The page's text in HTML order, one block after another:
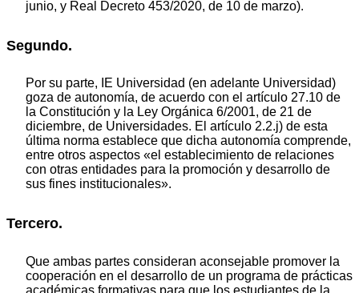
junio, y Real Decreto 453/2020, de 10 de marzo).
Segundo.
Por su parte, IE Universidad (en adelante Universidad)
goza de autonomía, de acuerdo con el artículo 27.10 de
la Constitución y la Ley Orgánica 6/2001, de 21 de
diciembre, de Universidades. El artículo 2.2.j) de esta
última norma establece que dicha autonomía comprende,
entre otros aspectos «el establecimiento de relaciones
con otras entidades para la promoción y desarrollo de
sus fines institucionales».
Tercero.
Que ambas partes consideran aconsejable promover la
cooperación en el desarrollo de un programa de prácticas
académicas formativas para que los estudiantes de la